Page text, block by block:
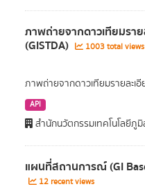
ภาพถ่ายจากดาวเทียมรา
(GISTDA) 1003 total views
ภาพถ่ายจากดาวเทียมรายละเ
API
สำนักนวัตกรรมเทคโนโลยีภู
แผนที่สถานการณ์ (GI
12 recent views